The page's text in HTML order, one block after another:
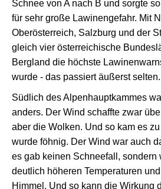
Schnee von A nach B und sorgte
für sehr große Lawinengefahr. Mit
Oberösterreich, Salzburg und der
gleich vier österreichische
Bergland die höchste
wurde - das passiert äußerst selten.
Südlich des Alpenhauptkammes
anders. Der Wind schaffte zwar
aber die Wolken. Und so kam es
wurde föhnig. Der Wind war auch
es gab keinen Schneefall, sondern
deutlich höheren Temperaturen
Himmel. Und so kann die Wirkung